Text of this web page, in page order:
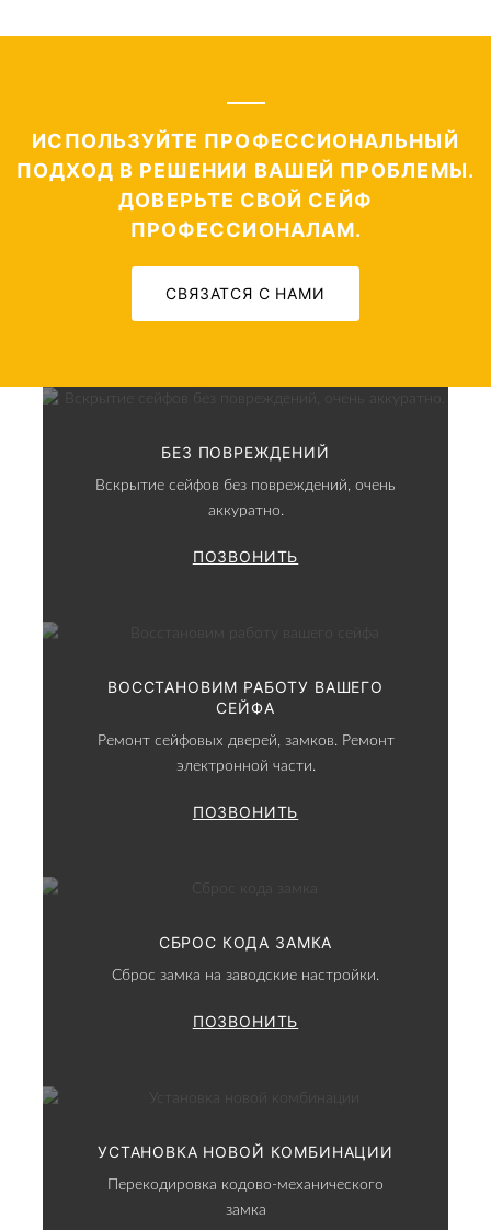
ИСПОЛЬЗУЙТЕ ПРОФЕССИОНАЛЬНЫЙ
ПОДХОД В РЕШЕНИИ ВАШЕЙ ПРОБЛЕМЫ.
ДОВЕРЬТЕ СВОЙ СЕЙФ
ПРОФЕССИОНАЛАМ.
СВЯЗАТСЯ С НАМИ
БЕЗ ПОВРЕЖДЕНИЙ
Вскрытие сейфов без повреждений, очень
аккуратно.
ПОЗВОНИТЬ
ВОССТАНОВИМ РАБОТУ ВАШЕГО
СЕЙФА
Ремонт сейфовых дверей, замков. Ремонт
электронной части.
ПОЗВОНИТЬ
СБРОС КОДА ЗАМКА
Сброс замка на заводские настройки.
ПОЗВОНИТЬ
УСТАНОВКА НОВОЙ КОМБИНАЦИИ
Перекодировка кодово-механического
замка